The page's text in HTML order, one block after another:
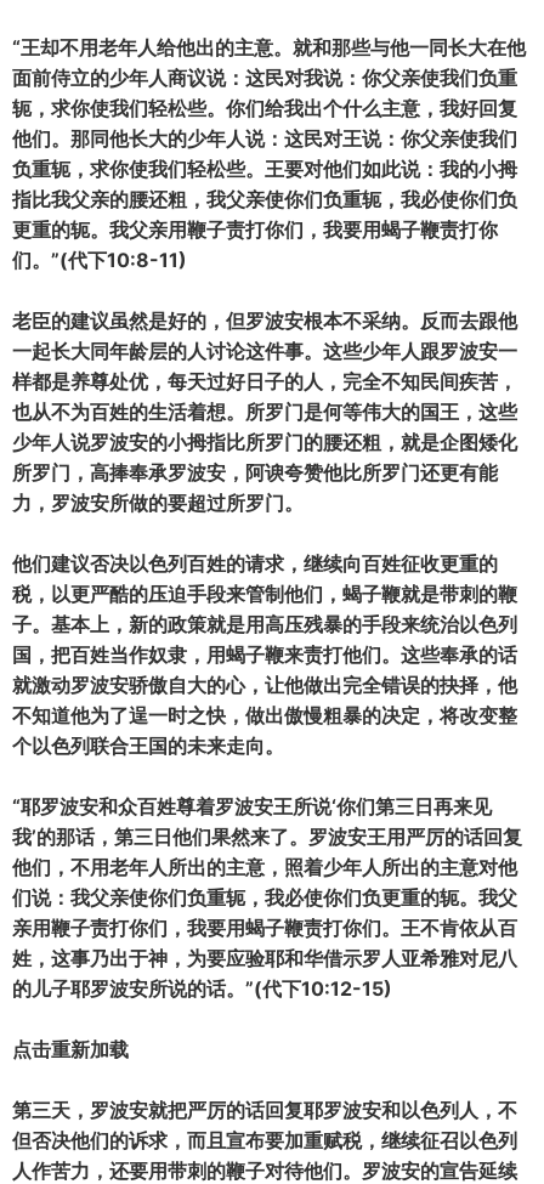
“王却不用老年人给他出的主意。就和那些与他一同长大在他
面前侍立的少年人商议说：这民对我说：你父亲使我们负重
轭，求你使我们轻松些。你们给我出个什么主意，我好回复
他们。那同他长大的少年人说：这民对王说：你父亲使我们
负重轭，求你使我们轻松些。王要对他们如此说：我的小拇
指比我父亲的腰还粗，我父亲使你们负重轭，我必使你们负
更重的轭。我父亲用鞭子责打你们，我要用蝎子鞭责打你
们。”(代下10:8-11)
老臣的建议虽然是好的，但罗波安根本不采纳。反而去跟他
一起长大同年龄层的人讨论这件事。这些少年人跟罗波安一
样都是养尊处优，每天过好日子的人，完全不知民间疾苦，
也从不为百姓的生活着想。所罗门是何等伟大的国王，这些
少年人说罗波安的小拇指比所罗门的腰还粗，就是企图矮化
所罗门，高捧奉承罗波安，阿谀夸赞他比所罗门还更有能
力，罗波安所做的要超过所罗门。
他们建议否决以色列百姓的请求，继续向百姓征收更重的
税，以更严酷的压迫手段来管制他们，蝎子鞭就是带刺的鞭
子。基本上，新的政策就是用高压残暴的手段来统治以色列
国，把百姓当作奴隶，用蝎子鞭来责打他们。这些奉承的话
就激动罗波安骄傲自大的心，让他做出完全错误的抉择，他
不知道他为了逞一时之快，做出傲慢粗暴的决定，将改变整
个以色列联合王国的未来走向。
“耶罗波安和众百姓尊着罗波安王所说‘你们第三日再来见
我’的那话，第三日他们果然来了。罗波安王用严厉的话回复
他们，不用老年人所出的主意，照着少年人所出的主意对他
们说：我父亲使你们负重轭，我必使你们负更重的轭。我父
亲用鞭子责打你们，我要用蝎子鞭责打你们。王不肯依从百
姓，这事乃出于神，为要应验耶和华借示罗人亚希雅对尼八
的儿子耶罗波安所说的话。”(代下10:12-15)
点击重新加载
第三天，罗波安就把严厉的话回复耶罗波安和以色列人，不
但否决他们的诉求，而且宣布要加重赋税，继续征召以色列
人作苦力，还要用带刺的鞭子对待他们。罗波安的宣告延续